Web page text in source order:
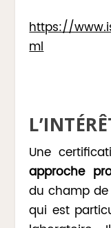
https://
ml
Une
approche
du champ
qui est